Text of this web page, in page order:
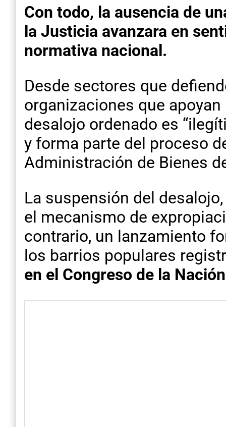
Con todo, la ausencia de
la Justicia avanzara en
normativa nacional.
Desde sectores que
organizaciones que
desalojo ordenado es
y forma parte del proceso
Administración de Bienes
La suspensión del
el mecanismo de
contrario, un lanzamiento
los barrios populares
en el Congreso de la